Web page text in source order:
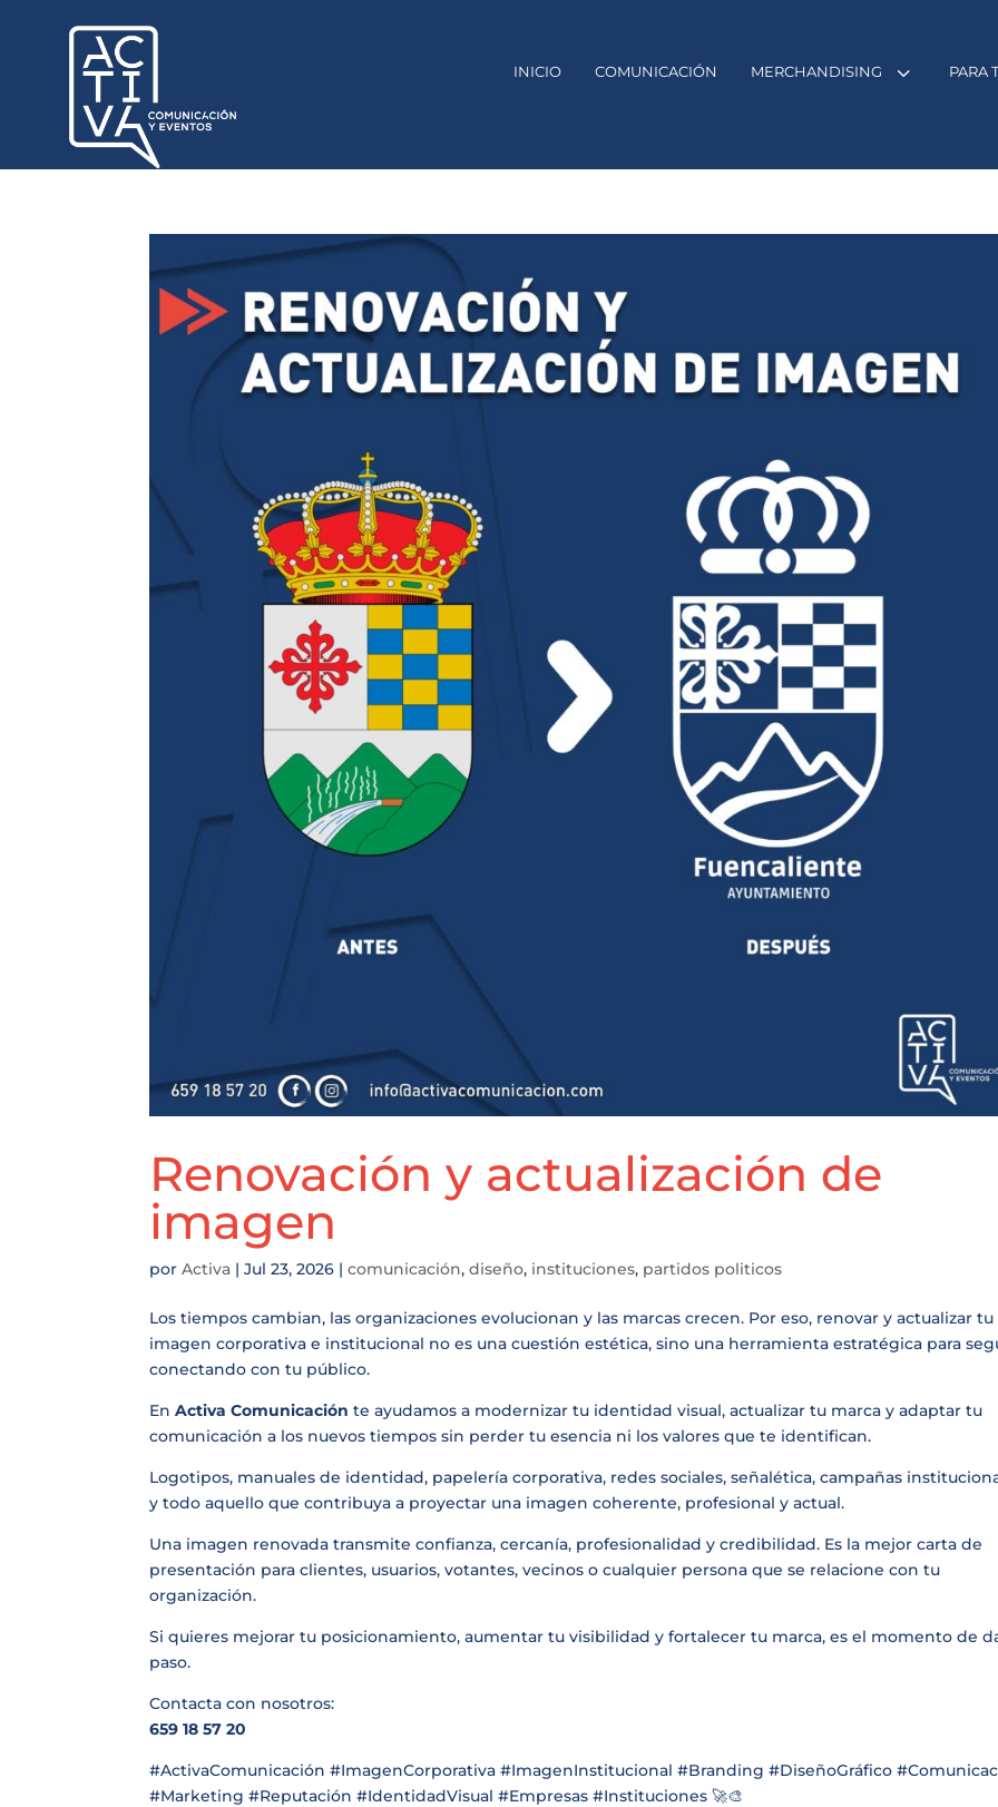
INICIO COMUNICACIÓN 3
MERCHANDISING PARA
Renovación y actualización de
imagen
porActiva |Jul 23, 2026 |comunicación,diseño, instituciones, partidos politicos
Los tiempos cambian, las organizaciones evolucionan y las marcas crecen. Por eso, renovar y actualizar tu
imagen corporativa e institucional no es una cuestión estética, sino una herramienta estratégica para
conectando con tu público.
EnActiva Comunicación te ayudamos a modernizar tu identidad visual, actualizar tu marca y adaptar tu
comunicación a los nuevos tiempos sin perder tu esencia ni los valores que te identifican.
Logotipos, manuales de identidad, papelería corporativa, redes sociales, señalética, campañas
y todo aquello que contribuya a proyectar una imagen coherente, profesional y actual.
Una imagen renovada transmite confianza, cercanía, profesionalidad y credibilidad. Es la mejor carta de
presentación para clientes, usuarios, votantes, vecinos o cualquier persona que se relacione con tu
organización.
Si quieres mejorar tu posicionamiento, aumentar tu visibilidad y fortalecer tu marca, es el momento de
paso.
Contacta con nosotros:
659 18 57 20
#ActivaComunicación #ImagenCorporativa #ImagenInstitucional #Branding #DiseñoGráfico
#Marketing #Reputación #IdentidadVisual #Empresas #Instituciones 🚀🎨